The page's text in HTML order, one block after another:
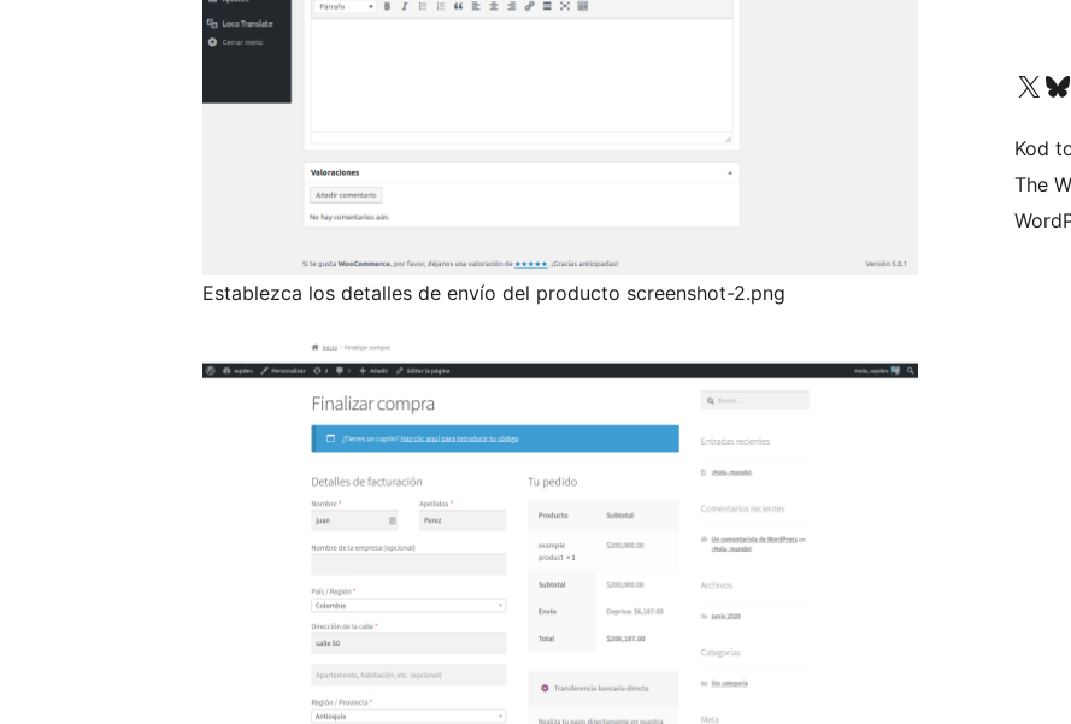
Establezca los detalles de envío del producto screenshot-2.png
Odwiedź nasze
Kod
The